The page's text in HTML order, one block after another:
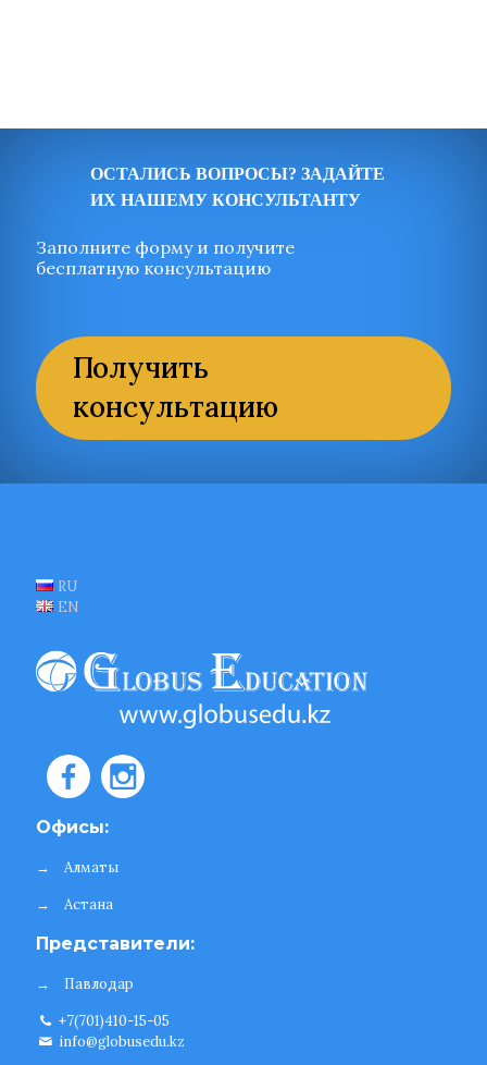
ОСТАЛИСЬ ВОПРОСЫ? ЗАДАЙТЕ
ИХ НАШЕМУ КОНСУЛЬТАНТУ
Заполните форму и получите
бесплатную консультацию
Получить
консультацию
RU
EN
Офисы:
→
Алматы
→
Астана
Представители:
→
Павлодар
+7(701)410-15-05
info@globusedu.kz